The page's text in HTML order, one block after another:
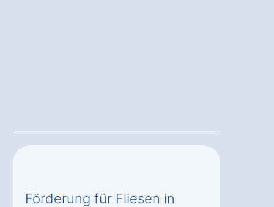
Förderung für Fliesen in